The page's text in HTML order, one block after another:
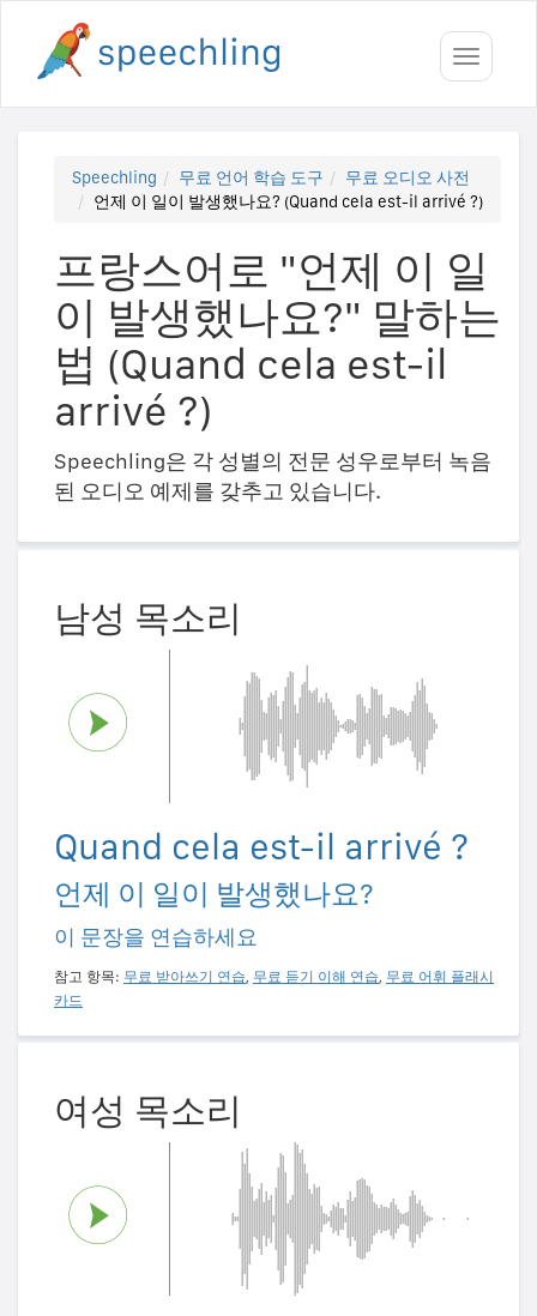
Toggle
Speechling 무료 언어 학습 도구
무료 오디오 사전
언제 이 일이 발생했나요? (Quand cela est-il arrivé ?)
프랑스어로 "언제 이 일
이 발생했나요?" 말하는
법 (Quand cela est-il
arrivé ?)
Speechling은 각 성별의 전문 성우로부터 녹음
된 오디오 예제를 갖추고 있습니다.
남성 목소리
Quand cela est-il arrivé ?
언제 이 일이 발생했나요?
이 문장을 연습하세요
참고 항목: 무료 받아쓰기 연습, 무료 듣기 이해 연습, 무료 어휘 플래시
카드
여성 목소리